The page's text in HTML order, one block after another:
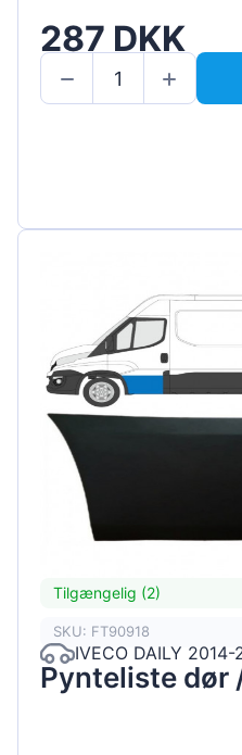
287 DKK
Tilgængelig (2)
SKU: FT90918
IVECO DAILY 2014-
Pynteliste dør